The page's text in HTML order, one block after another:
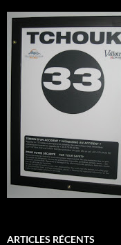
ARTICLES RÉCENTS